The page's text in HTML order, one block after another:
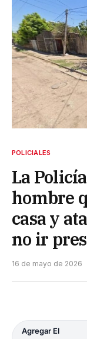
POLICIALES
La
hombre
casa y
no ir
16 de mayo de 2026
Agregar El